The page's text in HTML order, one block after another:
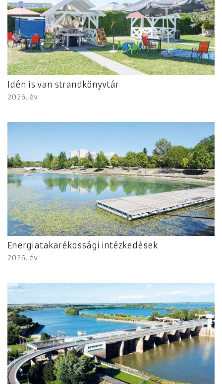
Idén is van strandkönyvtár
2026. év
Energiatakarékossági intézkedések
2026. év